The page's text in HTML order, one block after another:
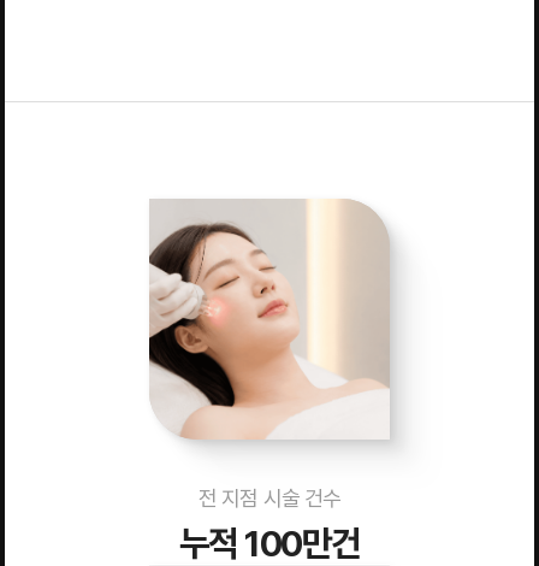
전 지점 시술 건수
누적 100만건